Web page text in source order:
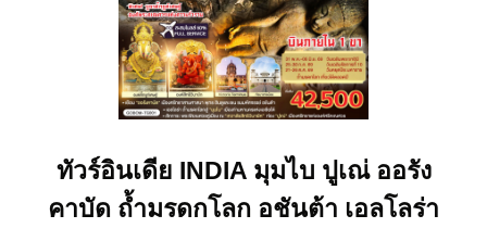
ทัวร์อินเดีย INDIA มุมไบ ปูเณ่ ออรัง
คาบัด ถ้ำมรดกโลก อชันต้า เอลโลร่า